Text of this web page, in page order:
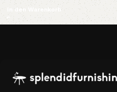
In den Warenkorb